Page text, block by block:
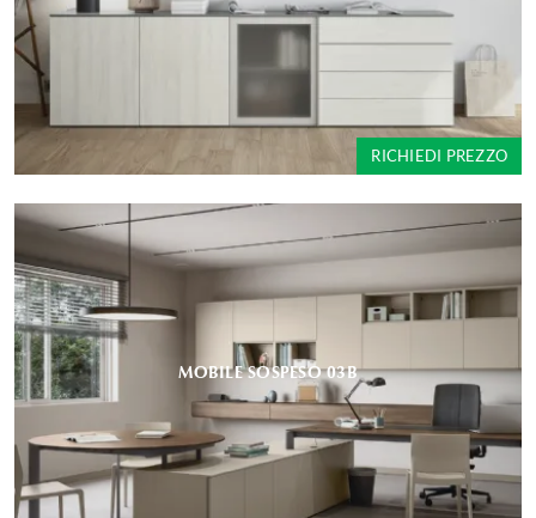
RICHIEDI PREZZO
MOBILE SOSPESO 03B